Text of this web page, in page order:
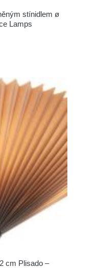
stínidlem ø
Lamps
cm Plisado –